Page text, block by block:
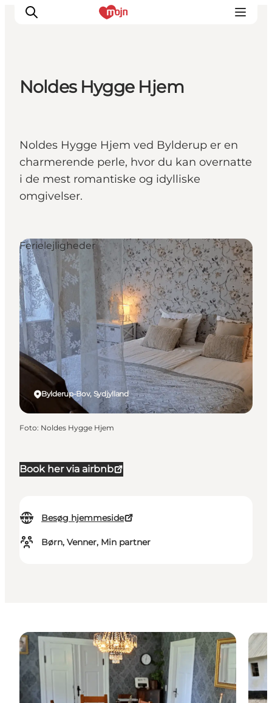
Det sker
Overnatning
Planlæg din ferie
Booking
Noldes Hygge Hjem
Noldes Hygge Hjem ved Bylderup er en
charmerende perle, hvor du kan overnatte
i de mest romantiske og idylliske
omgivelser.
Book her via airbnb
Besøg hjemmeside
Børn, Venner, Min partner
Bylderup-Bov, Sydjylland
Ferielejligheder
Foto: Noldes Hygge Hjem